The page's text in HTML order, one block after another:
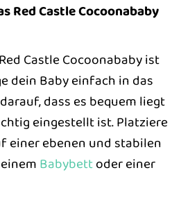
Red Castle Cocoonababy
Castle Cocoonababy ist
dein Baby einfach in das
dass es bequem liegt
eingestellt ist. Platziere
einer ebenen und stabilen
Babybettoder einer